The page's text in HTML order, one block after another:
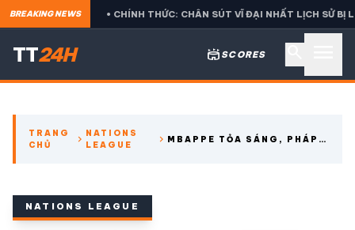
BREAKING NEWS• CHÍNH THỨC: CHÂN SÚT VĨ ĐẠI NHẤT LỊCH SỬ BỊ LOẠI CỰC
TT24H stadium SCORES
CÁC GIẢI NGOẠI HẠNG
THỂ THAO TRONG NƯỚC
TRANG
CHỦ
chevron_right NATIONS
LEAGUE
chevron_right MBAPPE TỎA SÁNG, PHÁP
NATIONS LEAGUE